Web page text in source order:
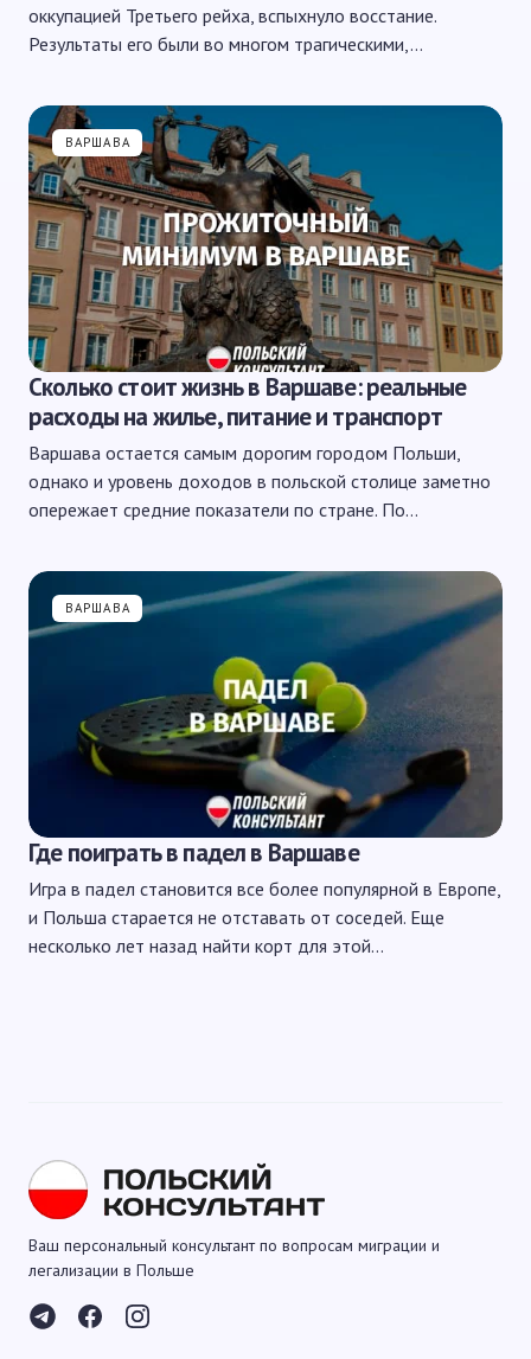
оккупацией Третьего рейха, вспыхнуло восстание.
Результаты его были во многом трагическими,…
ВАРШАВА
Сколько стоит жизнь в Варшаве: реальные
расходы на жилье, питание и транспорт
Варшава остается самым дорогим городом Польши,
однако и уровень доходов в польской столице заметно
опережает средние показатели по стране. По…
ВАРШАВА
Где поиграть в падел в Варшаве
Игра в падел становится все более популярной в Европе,
и Польша старается не отставать от соседей. Еще
несколько лет назад найти корт для этой…
Ваш персональный консультант по вопросам миграции и
легализации в Польше